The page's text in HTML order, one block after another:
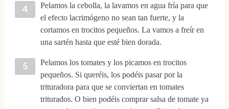
Pelamos la cebolla, la lavamos en agua fría para que
el efecto lacrimógeno no sean tan fuerte, y la
cortamos en trocitos pequeños. La vamos a freír en
una sartén hasta que esté bien dorada.
Pelamos los tomates y los picamos en trocitos
pequeños. Si queréis, los podéis pasar por la
trituradora para que se conviertan en tomates
triturados. O bien podéis comprar salsa de tomate ya